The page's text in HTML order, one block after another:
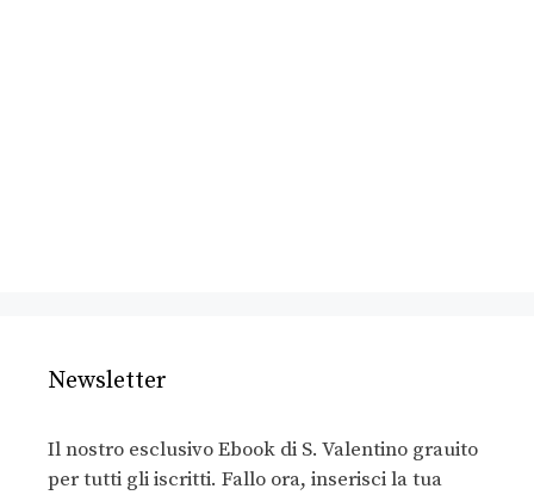
Newsletter
Il nostro esclusivo Ebook di S. Valentino grauito
per tutti gli iscritti. Fallo ora, inserisci la tua